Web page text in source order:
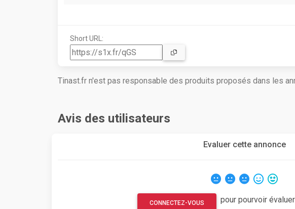
Short URL:
Tinast.fr n'est pas responsable des produits proposés dans les
Avis des utilisateurs
Evaluer cette annonce
CONNECTEZ-VOUS pour pourvoir